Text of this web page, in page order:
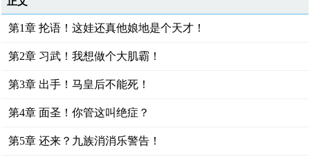
第1章 抡语！这娃还真他娘地是个天才！
第2章 习武！我想做个大肌霸！
第3章 出手！马皇后不能死！
第4章 面圣！你管这叫绝症？
第5章 还来？九族消消乐警告！